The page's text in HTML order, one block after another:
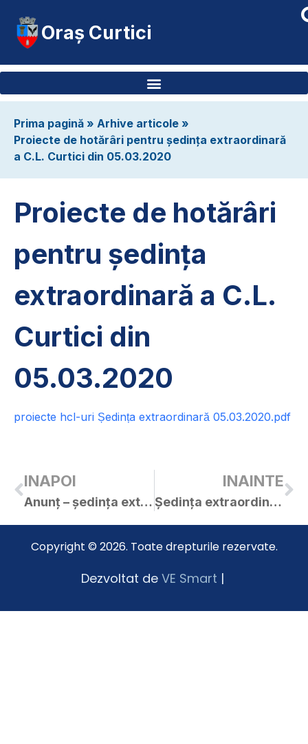
Oraș Curtici
Prima pagină » Arhive articole »
Proiecte de hotărâri pentru ședința extraordinară
a C.L. Curtici din 05.03.2020
Proiecte de hotărâri
pentru ședința
extraordinară a C.L.
Curtici din
05.03.2020
proiecte hcl-uri Ședința extraordinară 05.03.2020.pdf
INAPOI
Anunț – ședința extraordinară a C.L. Curtici din 05.03.2020
INAINTE
Ședința extraordinară din 05.03.2020
Copyright © 2026. Toate drepturile rezervate.
Dezvoltat de VE Smart |